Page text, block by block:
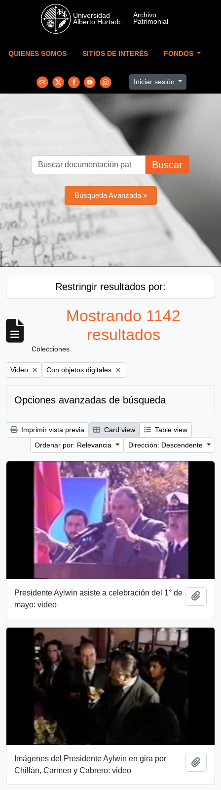
Skip to main content
QUIENES SOMOS SITIOS DE INTERÉS FONDOS
Iniciar sesión
Buscar
Búsqueda Avanzada »
Restringir resultados por:
Mostrando 1142
resultados
Colecciones
Remove filter:
Video Remove filter:
Con objetos digitales
Opciones avanzadas de búsqueda
Imprimir vista previa Card view
Table view
Ordenar por: Relevancia
Dirección: Descendente
Presidente Aylwin asiste a celebración del 1° de
mayo: video
Imágenes del Presidente Aylwin en gira por
Chillán, Carmen y Cabrero: video